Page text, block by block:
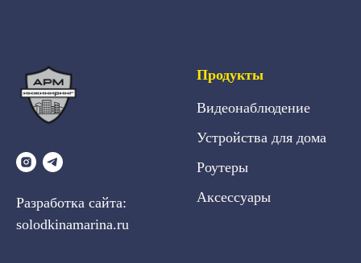
Разработка сайта:
solodkinamarina.ru
Продукты
Видеонаблюдение
Устройства для дома
Роутеры
Аксессуары